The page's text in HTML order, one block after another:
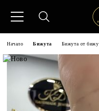
Начало Бижута Бижута от